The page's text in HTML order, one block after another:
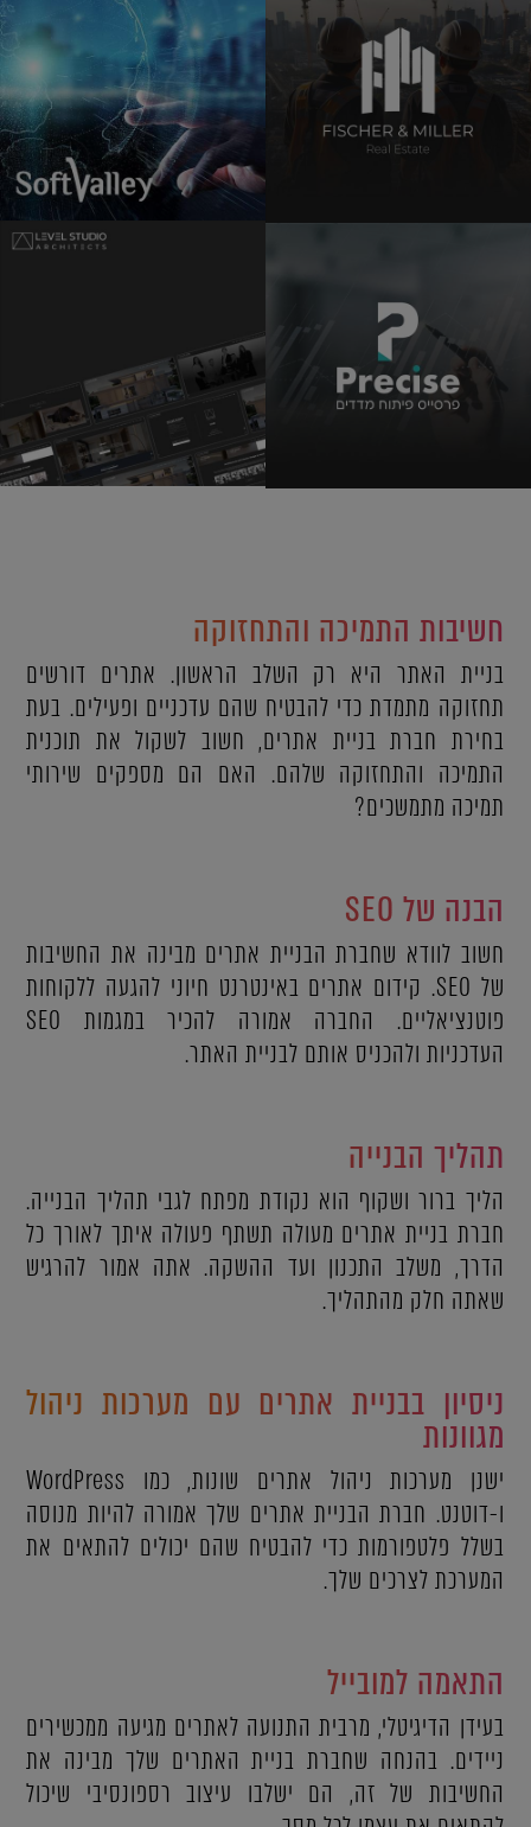
חשיבות התמיכה והתחזוקה
בניית האתר היא רק השלב הראשון. אתרים דורשים
תחזוקה מתמדת כדי להבטיח שהם עדכניים ופעילים. בעת
בחירת חברת בניית אתרים, חשוב לשקול את תוכנית
התמיכה והתחזוקה שלהם. האם הם מספקים שירותי
תמיכה מתמשכים?
הבנה של SEO
חשוב לוודא שחברת הבניית אתרים מבינה את החשיבות
של SEO. קידום אתרים באינטרנט חיוני להגעה ללקוחות
פוטנציאליים. החברה אמורה להכיר במגמות SEO
העדכניות ולהכניס אותם לבניית האתר.
תהליך הבנייה
הליך ברור ושקוף הוא נקודת מפתח לגבי תהליך הבנייה.
חברת בניית אתרים מעולה תשתף פעולה איתך לאורך כל
הדרך, משלב התכנון ועד ההשקה. אתה אמור להרגיש
שאתה חלק מהתהליך.
ניסיון בבניית אתרים עם מערכות ניהול
מגוונות
ישנן מערכות ניהול אתרים שונות, כמו WordPress
ו-דוטנט. חברת הבניית אתרים שלך אמורה להיות מנוסה
בשלל פלטפורמות כדי להבטיח שהם יכולים להתאים את
המערכת לצרכים שלך.
התאמה למובייל
בעידן הדיגיטלי, מרבית התנועה לאתרים מגיעה ממכשירים
ניידים. בהנחה שחברת בניית האתרים שלך מבינה את
החשיבות של זה, הם ישלבו עיצוב רספונסיבי שיכול